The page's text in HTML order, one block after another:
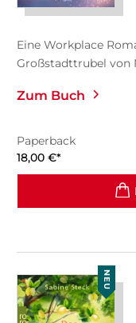
Eine Workplace
Großstadttrubel von
Zum Buch
Paperback
18,00 €*
NEU